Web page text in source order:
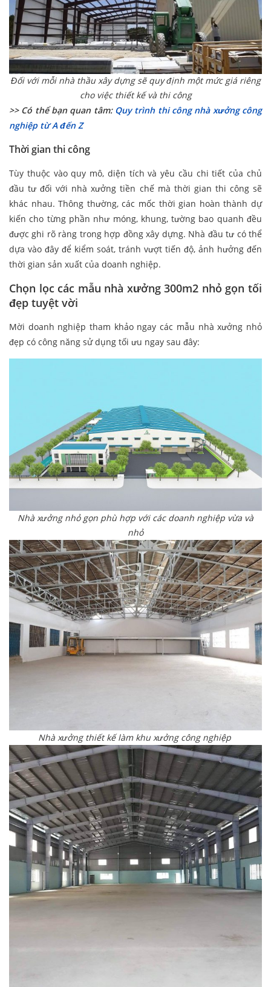
Đối với mỗi nhà thầu xây dựng sẽ quy định một mức giá riêng
cho việc thiết kế và thi công
>> Có thể bạn quan tâm: Quy trình thi công nhà xưởng công
nghiệp từ A đến Z
Thời gian thi công
Tùy thuộc vào quy mô, diện tích và yêu cầu chi tiết của chủ
đầu tư đối với nhà xưởng tiền chế mà thời gian thi công sẽ
khác nhau. Thông thường, các mốc thời gian hoàn thành dự
kiến cho từng phần như móng, khung, tường bao quanh đều
được ghi rõ ràng trong hợp đồng xây dựng. Nhà đầu tư có thể
dựa vào đây để kiểm soát, tránh vượt tiến độ, ảnh hưởng đến
thời gian sản xuất của doanh nghiệp.
Chọn lọc các mẫu nhà xưởng 300m2 nhỏ gọn tối
đẹp tuyệt vời
Mời doanh nghiệp tham khảo ngay các mẫu nhà xưởng nhỏ
đẹp có công năng sử dụng tối ưu ngay sau đây:
Nhà xưởng nhỏ gọn phù hợp với các doanh nghiệp vừa và
nhỏ
Nhà xưởng thiết kế làm khu xưởng công nghiệp